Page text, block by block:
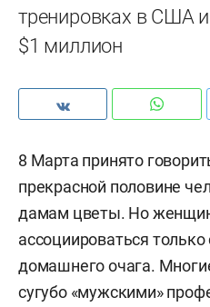
тренировках в США
$1 миллион
8 Марта принято
прекрасной половине
дамам цветы. Но
ассоциироваться
домашнего очага.
сугубо «мужскими»